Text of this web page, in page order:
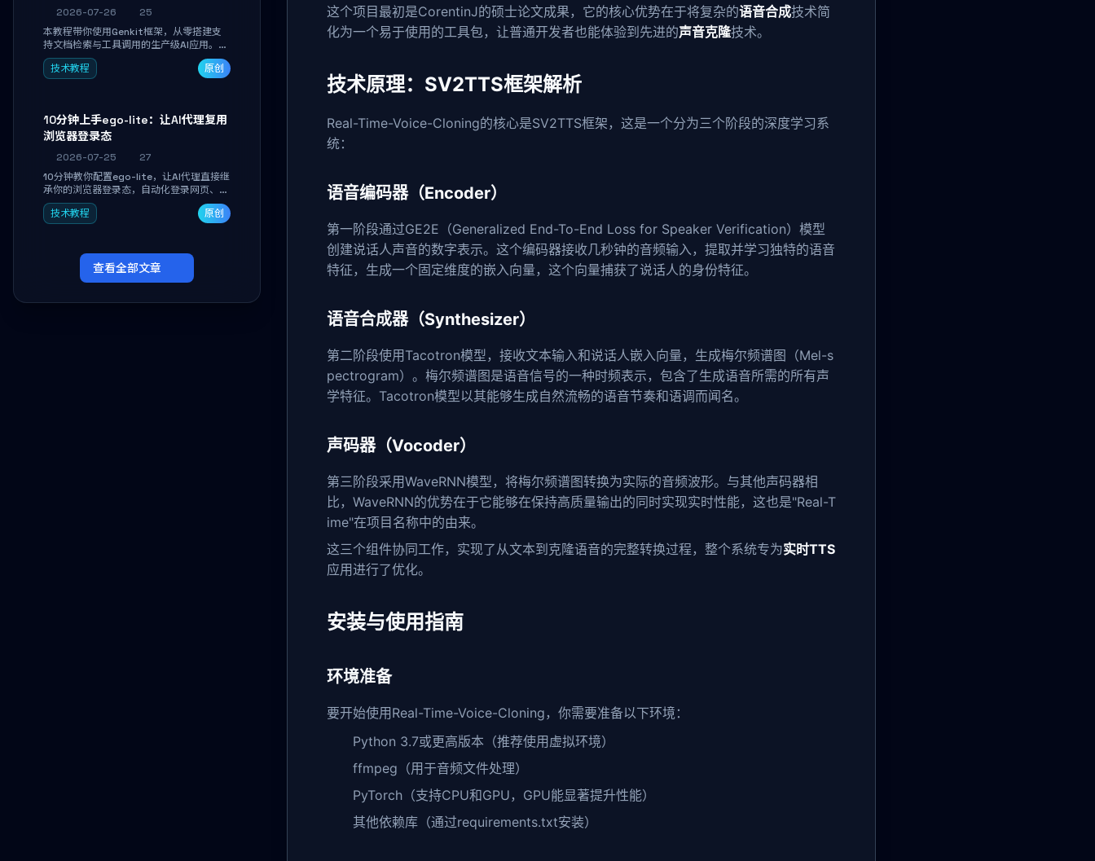
2026-07-26
25
本教程带你使用Genkit框架，从零搭建支
持文档检索与工具调用的生产级AI应用。通
过环境配置、核心代码编写与调试避坑指
南，学完即可掌握多模型切换、RAG管道构
技术教程 原创
10分钟上手ego-lite：让AI代理复用
浏览器登录态
2026-07-25
27
10分钟教你配置ego-lite，让AI代理直接继
承你的浏览器登录态，自动化登录网页、抓
取数据，无需分享密码，多任务并行不干扰
日常使用。
技术教程 原创
查看全部文章
这个项目最初是CorentinJ的硕士论文成果，它的核心优势在于将复杂的语音合成技术简
化为一个易于使用的工具包，让普通开发者也能体验到先进的声音克隆技术。
技术原理：SV2TTS框架解析
Real-Time-Voice-Cloning的核心是SV2TTS框架，这是一个分为三个阶段的深度学习系
统：
语音编码器（Encoder）
第一阶段通过GE2E（Generalized End-To-End Loss for Speaker Verification）模型
创建说话人声音的数字表示。这个编码器接收几秒钟的音频输入，提取并学习独特的语音
特征，生成一个固定维度的嵌入向量，这个向量捕获了说话人的身份特征。
语音合成器（Synthesizer）
第二阶段使用Tacotron模型，接收文本输入和说话人嵌入向量，生成梅尔频谱图（Mel-s
pectrogram）。梅尔频谱图是语音信号的一种时频表示，包含了生成语音所需的所有声
学特征。Tacotron模型以其能够生成自然流畅的语音节奏和语调而闻名。
声码器（Vocoder）
第三阶段采用WaveRNN模型，将梅尔频谱图转换为实际的音频波形。与其他声码器相
比，WaveRNN的优势在于它能够在保持高质量输出的同时实现实时性能，这也是"Real-T
ime"在项目名称中的由来。
这三个组件协同工作，实现了从文本到克隆语音的完整转换过程，整个系统专为实时TTS
应用进行了优化。
安装与使用指南
环境准备
要开始使用Real-Time-Voice-Cloning，你需要准备以下环境：
Python 3.7或更高版本（推荐使用虚拟环境）
ffmpeg（用于音频文件处理）
PyTorch（支持CPU和GPU，GPU能显著提升性能）
其他依赖库（通过requirements.txt安装）